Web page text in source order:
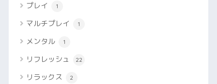
プレイ 1
マルチプレイ 1
メンタル 1
リフレッシュ 22
リラックス 2